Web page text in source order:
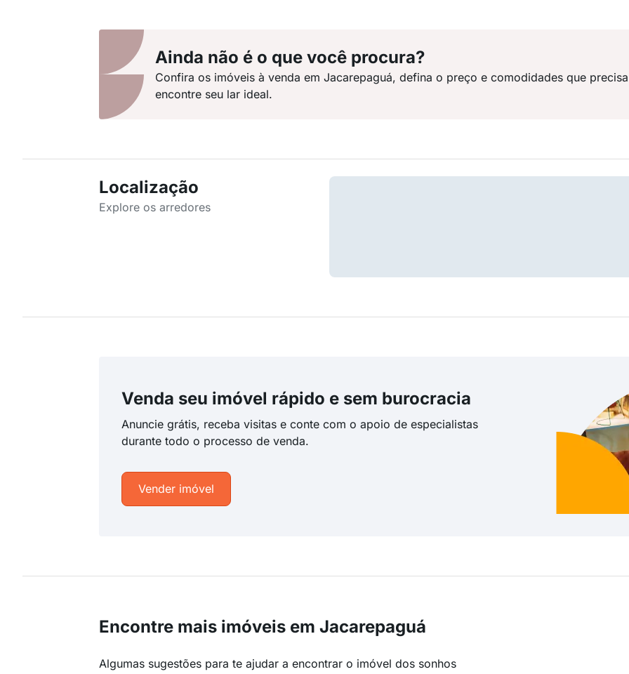
Ainda não é o que você procura?
Confira os imóveis à venda em Jacarepaguá, defina o preço e comodidades que
encontre seu lar ideal.
Localização
Explore os arredores
Venda seu imóvel rápido e sem burocracia
Anuncie grátis, receba visitas e conte com o apoio de especialistas
durante todo o processo de venda.
Vender imóvel
Encontre mais imóveis em Jacarepaguá
Algumas sugestões para te ajudar a encontrar o imóvel dos sonhos